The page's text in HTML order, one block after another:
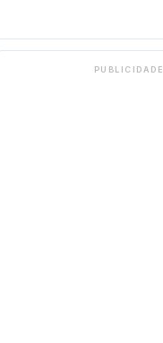
PUBLICIDADE